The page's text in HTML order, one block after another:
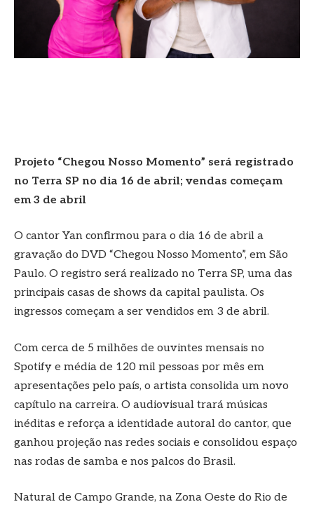
Projeto “Chegou Nosso Momento” será registrado
no Terra SP no dia 16 de abril; vendas começam
em 3 de abril
O cantor Yan confirmou para o dia 16 de abril a
gravação do DVD “Chegou Nosso Momento”, em São
Paulo. O registro será realizado no Terra SP, uma das
principais casas de shows da capital paulista. Os
ingressos começam a ser vendidos em 3 de abril.
Com cerca de 5 milhões de ouvintes mensais no
Spotify e média de 120 mil pessoas por mês em
apresentações pelo país, o artista consolida um novo
capítulo na carreira. O audiovisual trará músicas
inéditas e reforça a identidade autoral do cantor, que
ganhou projeção nas redes sociais e consolidou espaço
nas rodas de samba e nos palcos do Brasil.
Natural de Campo Grande, na Zona Oeste do Rio de